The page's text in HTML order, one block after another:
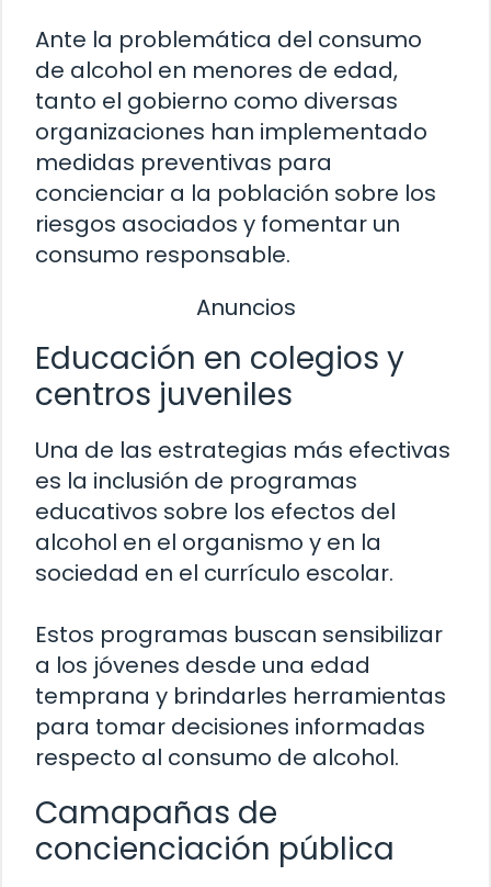
Ante la problemática del consumo
de alcohol en menores de edad,
tanto el gobierno como diversas
organizaciones han implementado
medidas preventivas para
concienciar a la población sobre los
riesgos asociados y fomentar un
consumo responsable.
Anuncios
Educación en colegios y
centros juveniles
Una de las estrategias más efectivas
es la inclusión de programas
educativos sobre los efectos del
alcohol en el organismo y en la
sociedad en el currículo escolar.
Estos programas buscan sensibilizar
a los jóvenes desde una edad
temprana y brindarles herramientas
para tomar decisiones informadas
respecto al consumo de alcohol.
Camapañas de
concienciación pública